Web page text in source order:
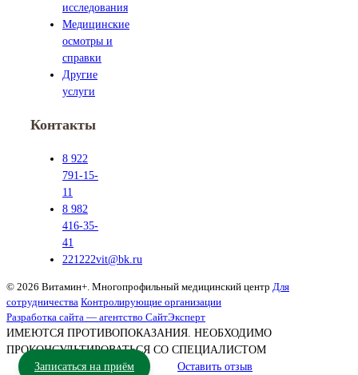
исследования
Медицинские
осмотры и
справки
Другие
услуги
Контакты
8 922
791-15-
11
8 982
416-35-
41
221222vit@bk.ru
© 2026 Витамин+. Многопрофильный медицинский центр Для
сотрудничества Контролирующие организации
Разработка сайта — агентство СайтЭксперт
ИМЕЮТСЯ ПРОТИВОПОКАЗАНИЯ. НЕОБХОДИМО
ПРОКОНСУЛЬТИРОВАТЬСЯ СО СПЕЦИАЛИСТОМ
Записаться на приём
Оставить отзыв